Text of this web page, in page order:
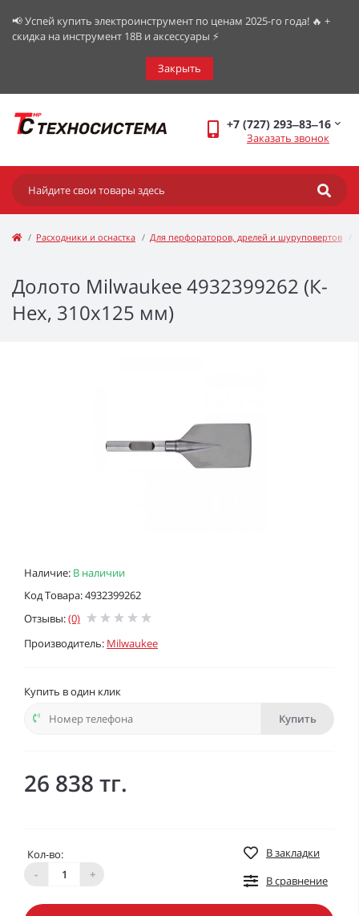
📢 Успей купить электроинструмент по ценам 2025-го года! 🔥 +
скидка на инструмент 18В и аксессуары ⚡️
Закрыть
+7 (727) 293‒83‒16
Заказать звонок
Расходники и оснастка Для перфораторов, дрелей и шуруповертов
Долото Milwaukee 4932399262 (К-
Нex, 310х125 мм)
Наличие: В наличии
Код Товара: 4932399262
Отзывы:(0)
Производитель: Milwaukee
Купить в один клик
Купить
26 838 тг.
Кол-во:
-
+
В закладки
В сравнение